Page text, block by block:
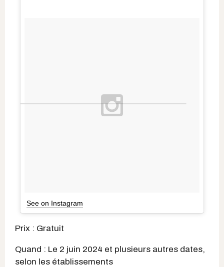
See on Instagram
Prix : Gratuit
Quand : Le 2 juin 2024 et plusieurs autres dates,
selon les établissements